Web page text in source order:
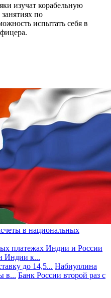
изучат корабельную
по
испытать себя в
в национальных
платежах Индии и России
Индии к...
до 14,5... Набиуллина
в... Банк России второй раз с